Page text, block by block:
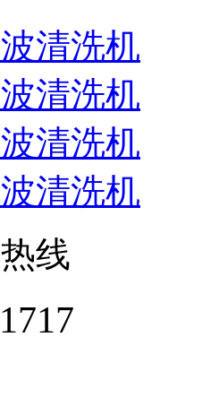
清洗机
清洗机
清洗机
清洗机
线